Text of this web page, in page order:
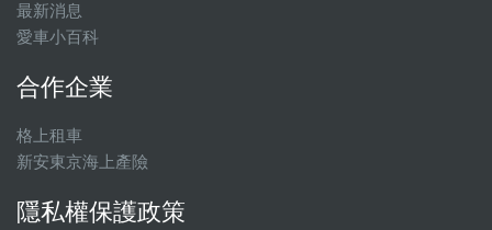
最新消息
愛車小百科
合作企業
格上租車
新安東京海上產險
隱私權保護政策